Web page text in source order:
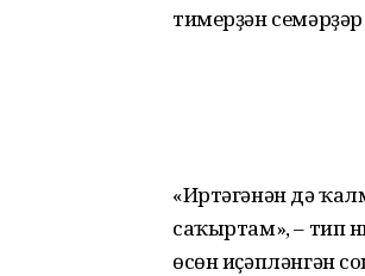
тимерҙән
«Иртәгәнән дә
саҡыртам», – тип
өсөн иҫәпләнгән